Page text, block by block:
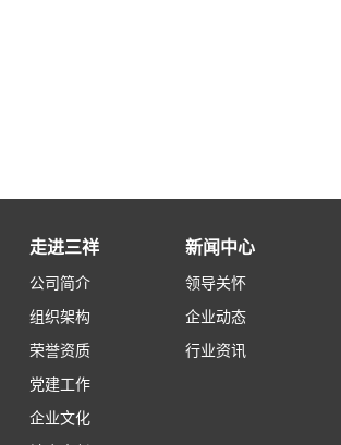
走进三祥
公司简介
组织架构
荣誉资质
党建工作
企业文化
新闻中心
领导关怀
企业动态
行业资讯